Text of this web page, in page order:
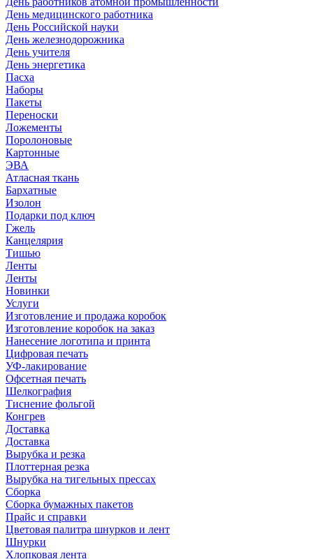
День медицинского работника
День Российской науки
День железнодорожника
День учителя
День энергетика
Пасха
Наборы
Пакеты
Переноски
Ложементы
Поролоновые
Картонные
ЭВА
Атласная ткань
Бархатные
Изолон
Подарки под ключ
Гжель
Канцелярия
Тишью
Ленты
Ленты
Новинки
Услуги
Изготовление и продажа коробок
Изготовление коробок на заказ
Нанесение логотипа и принта
Цифровая печать
УФ-лакирование
Офсетная печать
Шелкография
Тиснение фольгой
Конгрев
Доставка
Доставка
Вырубка и резка
Плоттерная резка
Вырубка на тигельных прессах
Сборка
Сборка бумажных пакетов
Прайс и справки
Цветовая палитра шнурков и лент
Шнурки
Хлопковая лента